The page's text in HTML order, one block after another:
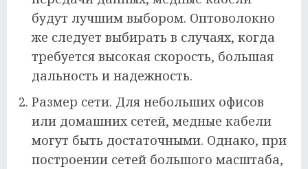
будут лучшим выбором. Оптоволокно
же следует выбирать в случаях, когда
требуется высокая скорость, большая
дальность и надежность.
Размер сети. Для небольших офисов
или домашних сетей, медные кабели
могут быть достаточными. Однако, при
построении сетей большого масштаба,